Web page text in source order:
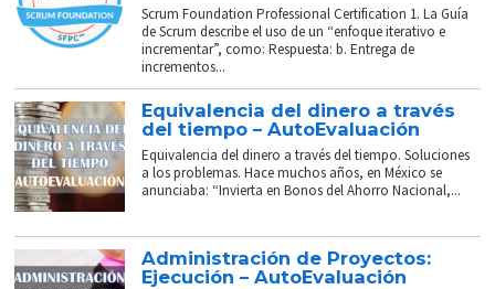
Scrum Foundation Professional Certification 1. La Guía
de Scrum describe el uso de un “enfoque iterativo e
incrementar”, como: Respuesta: b. Entrega de
incrementos...
Equivalencia del dinero a través
del tiempo – AutoEvaluación
Equivalencia del dinero a través del tiempo. Soluciones
a los problemas. Hace muchos años, en México se
anunciaba: “Invierta en Bonos del Ahorro Nacional,...
Administración de Proyectos:
Ejecución – AutoEvaluación